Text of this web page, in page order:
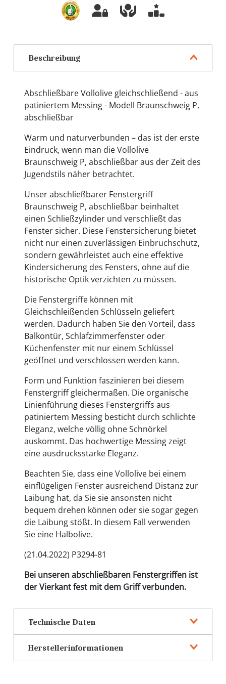
Beschreibung
Abschließbare Vollolive gleichschließend - aus
patiniertem Messing - Modell Braunschweig P,
abschließbar
Warm und naturverbunden – das ist der erste
Eindruck, wenn man die Vollolive
Braunschweig P, abschließbar aus der Zeit des
Jugendstils näher betrachtet.
Unser abschließbarer Fenstergriff
Braunschweig P, abschließbar beinhaltet
einen Schließzylinder und verschließt das
Fenster sicher. Diese Fenstersicherung bietet
nicht nur einen zuverlässigen Einbruchschutz,
sondern gewährleistet auch eine effektive
Kindersicherung des Fensters, ohne auf die
historische Optik verzichten zu müssen.
Die Fenstergriffe können mit
Gleichschleißenden Schlüsseln geliefert
werden. Dadurch haben Sie den Vorteil, dass
Balkontür, Schlafzimmerfenster oder
Küchenfenster mit nur einem Schlüssel
geöffnet und verschlossen werden kann.
Form und Funktion faszinieren bei diesem
Fenstergriff gleichermaßen. Die organische
Linienführung dieses Fenstergriffs aus
patiniertem Messing besticht durch schlichte
Eleganz, welche völlig ohne Schnörkel
auskommt. Das hochwertige Messing zeigt
eine ausdrucksstarke Eleganz.
Beachten Sie, dass eine Vollolive bei einem
einflügeligen Fenster ausreichend Distanz zur
Laibung hat, da Sie sie ansonsten nicht
bequem drehen können oder sie sogar gegen
die Laibung stößt. In diesem Fall verwenden
Sie eine Halbolive.
(21.04.2022) P3294-81
Bei unseren abschließbaren Fenstergriffen ist
der Vierkant fest mit dem Griff verbunden.
Technische Daten
Herstellerinformationen